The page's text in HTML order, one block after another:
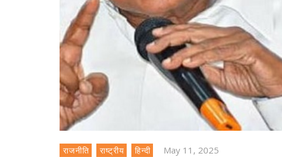
राजनीति राष्ट्रीय हिन्दी May 11, 2025